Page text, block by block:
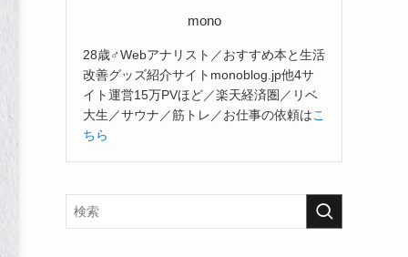
mono
28歳♂Webアナリスト／おすすめ本と生活
改善グッズ紹介サイトmonoblog.jp他4サ
イト運営15万PVほど／楽天経済圏／リベ
大生／サウナ／筋トレ／お仕事の依頼はこ
ちら